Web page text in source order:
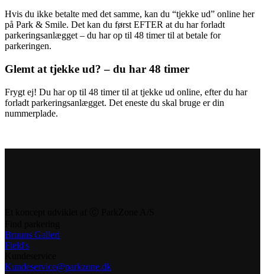
Hvis du ikke betalte med det samme, kan du “tjekke ud” online her
på Park & Smile. Det kan du først EFTER at du har forladt
parkeringsanlægget – du har op til 48 timer til at betale for
parkeringen.
Glemt at tjekke ud? – du har 48 timer
Frygt ej! Du har op til 48 timer til at tjekke ud online, efter du har
forladt parkeringsanlægget. Det eneste du skal bruge er din
nummerplade.
Bruuns Galleri
Field's
Kundeservice@parkzone.dk